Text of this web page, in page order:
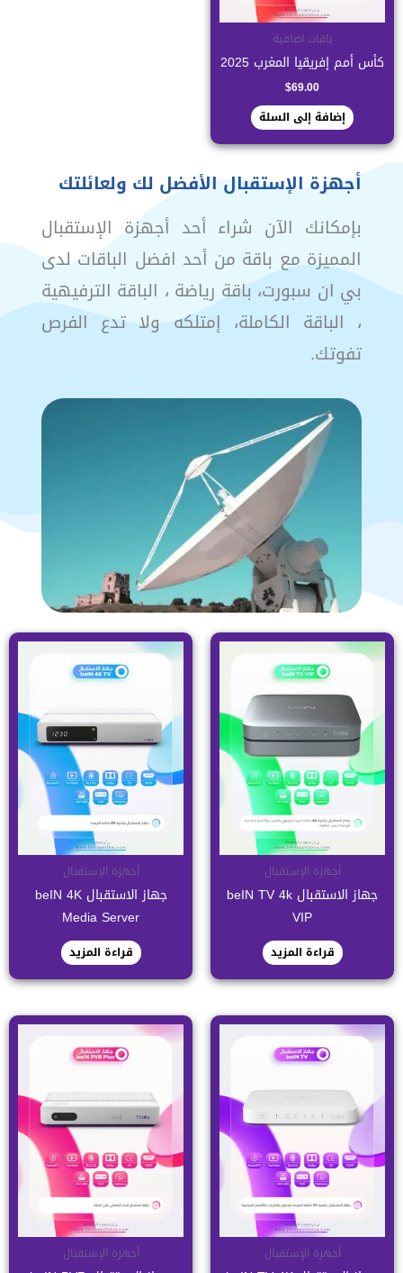
باقات اضافية
كأس أمم إفريقيا المغرب 2025
$69.00
إضافة إلى السلة
أجهزة الإستقبال الأفضل لك ولعائلتك
بإمكانك الآن شراء أحد أجهزة الإستقبال
المميزة مع باقة من أحد افضل الباقات لدى
بي ان سبورت، باقة رياضة ، الباقة الترفيهية
، الباقة الكاملة، إمتلكه ولا تدع الفرص
تفوتك.
أجهزة الإستقبال
جهاز الاستقبال beIN TV 4k
VIP
قراءة المزيد
أجهزة الإستقبال
جهاز الاستقبال beIN 4K
Media Server
قراءة المزيد
أجهزة الإستقبال أجهزة الإستقبال